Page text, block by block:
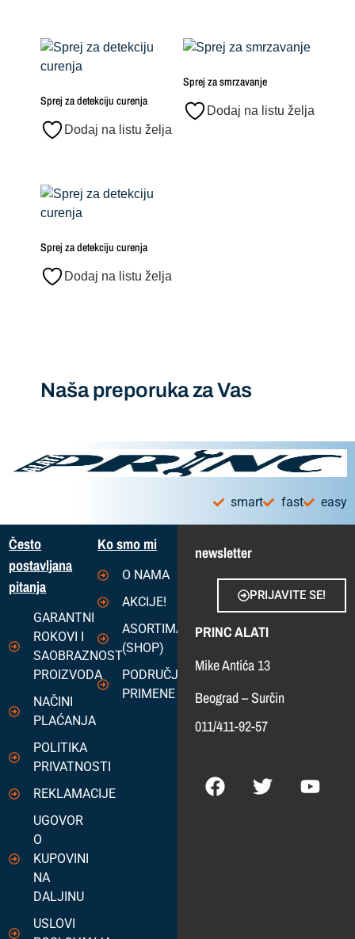
Sprej za detekciju curenja
Dodaj na listu želja
Sprej za smrzavanje
Dodaj na listu želja
Sprej za detekciju curenja
Dodaj na listu želja
Naša preporuka za Vas
smart fast easy
Često
postavljana
pitanja
GARANTNI
ROKOVI I
SAOBRAZNOST
PROIZVODA
NAČINI
PLAĆANJA
POLITIKA
PRIVATNOSTI
REKLAMACIJE
UGOVOR
O
KUPOVINI
NA
DALJINU
USLOVI
Ko smo mi
O NAMA
AKCIJE!
ASORTIMAN
(SHOP)
PODRUČJA
PRIMENE
newsletter
PRIJAVITE SE!
PRINC ALATI
Mike Antića 13
Beograd – Surčin
011/411-92-57